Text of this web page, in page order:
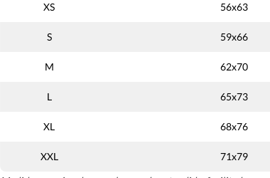
XS 56x63
S 59x66
M 62x70
L 65x73
XL 68x76
XXL
71x79